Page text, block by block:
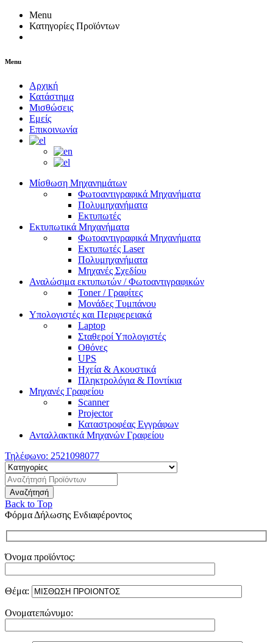
Menu
Κατηγορίες Προϊόντων
Menu
Αρχική
Κατάστημα
Μισθώσεις
Εμείς
Επικοινωνία
Μίσθωση Μηχανημάτων
Φωτοαντιγραφικά Μηχανήματα
Πολυμηχανήματα
Εκτυπωτές
Εκτυπωτικά Μηχανήματα
Φωτοαντιγραφικά Μηχανήματα
Εκτυπωτές Laser
Πολυμηχανήματα
Μηχανές Σχεδίου
Αναλώσιμα εκτυπωτών / Φωτοαντιγραφικών
Toner / Γραφίτες
Μονάδες Τυμπάνου
Υπολογιστές και Περιφερειακά
Laptop
Σταθεροί Υπολογιστές
Οθόνες
UPS
Ηχεία & Ακουστικά
Πληκτρολόγια & Ποντίκια
Μηχανές Γραφείου
Scanner
Projector
Καταστροφέας Εγγράφων
Ανταλλακτικά Μηχανών Γραφείου
Τηλέφωνο: 2521098077
Back to Top
Φόρμα Δήλωσης Ενδιαφέροντος
Όνομα προϊόντος:
Θέμα:
Ονοματεπώνυμο: